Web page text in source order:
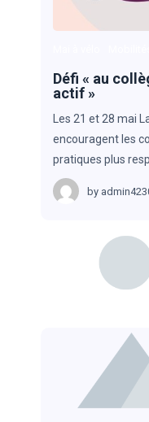
Défi « au
actif »
Les 21 et 28 mai
encouragent les
pratiques plus
by